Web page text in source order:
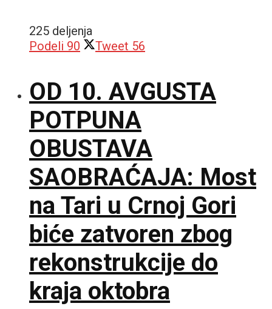
225 deljenja
Podeli 90 Tweet 56
OD 10. AVGUSTA
POTPUNA
OBUSTAVA
SAOBRAĆAJA: Most
na Tari u Crnoj Gori
biće zatvoren zbog
rekonstrukcije do
kraja oktobra